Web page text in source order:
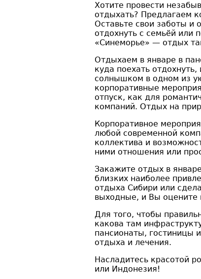
Хотите провести
отдыхать? Предлагаем
Оставьте свои заботы и
отдохнуть с семьёй или
«Синеморье» — отдых
Отдыхаем в январе в
куда поехать
солнышком в одном из
корпоративные
отпуск, как для
компаний. Отдых на
Корпоративное
любой современной
коллектива и
ними отношения или
Закажите отдых в
близких наиболее
отдыха Сибири или
выходные, и Вы оцените
Для того, чтобы
какова там
пансионаты, гостиницы
отдыха и лечения.
Насладитесь красотой
или Индонезия!